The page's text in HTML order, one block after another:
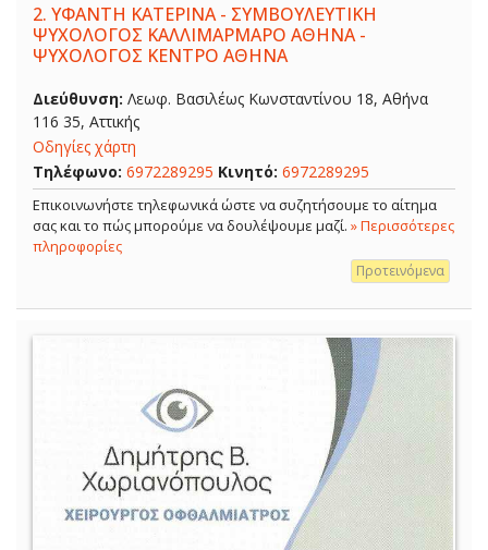
2. ΥΦΑΝΤΗ ΚΑΤΕΡΙΝΑ - ΣΥΜΒΟΥΛΕΥΤΙΚΗ
ΨΥΧΟΛΟΓΟΣ ΚΑΛΛΙΜΑΡΜΑΡΟ ΑΘΗΝΑ -
ΨΥΧΟΛΟΓΟΣ ΚΕΝΤΡΟ ΑΘΗΝΑ
Διεύθυνση: Λεωφ. Βασιλέως Κωνσταντίνου 18, Αθήνα
116 35, Αττικής
Οδηγίες χάρτη
Τηλέφωνο: 6972289295 Κινητό: 6972289295
Επικοινωνήστε τηλεφωνικά ώστε να συζητήσουμε το αίτημα
σας και το πώς μπορούμε να δουλέψουμε μαζί. » Περισσότερες
πληροφορίες
Προτεινόμενα